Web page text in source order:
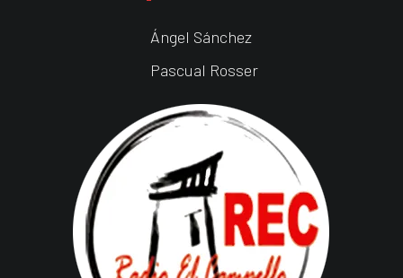
Ángel Sánchez
Pascual Rosser